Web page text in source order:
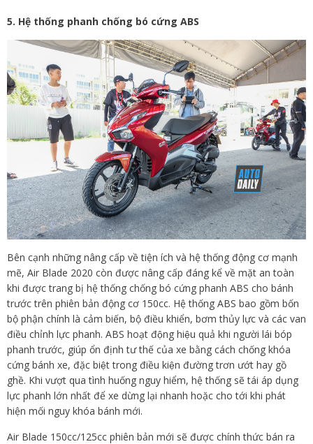
5. Hệ thống phanh chống bó cứng ABS
Bên cạnh những nâng cấp về tiện ích và hệ thống động cơ mạnh
mẽ, Air Blade 2020 còn được nâng cấp đáng kể về mặt an toàn
khi được trang bị hệ thống chống bó cứng phanh ABS cho bánh
trước trên phiên bản động cơ 150cc. Hệ thống ABS bao gồm bốn
bộ phận chính là cảm biến, bộ điều khiển, bơm thủy lực và các van
điều chỉnh lực phanh. ABS hoạt động hiệu quả khi người lái bóp
phanh trước, giúp ổn định tư thế của xe bằng cách chống khóa
cứng bánh xe, đặc biệt trong điều kiện đường trơn ướt hay gồ
ghề. Khi vượt qua tình huống nguy hiểm, hệ thống sẽ tái áp dụng
lực phanh lớn nhất để xe dừng lại nhanh hoặc cho tới khi phát
hiện mối nguy khóa bánh mới.
Air Blade 150cc/125cc phiên bản mới sẽ được chính thức bán ra